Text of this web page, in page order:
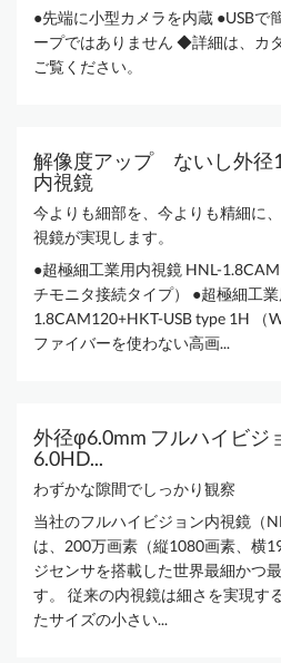
●先端に小型カメラを内蔵 ●USB
ープではありません ◆詳細は、カ
ご覧ください。
解像度アップ ないし外径
内視鏡
今よりも細部を、今よりも精細に
視鏡が実現します。
●超極細工業用内視鏡 HNL-
チモニタ接続タイプ） ●超極細工
1.8CAM120+HKT-USB type 1H （
ファイバーを使わない高画...
外径φ6.0mm フルハイビジ
6.0HD...
わずかな隙間でしっかり観察
当社のフルハイビジョン内視鏡（
は、200万画素（縦1080画素、横
ジセンサを搭載した世界最細かつ
す。 従来の内視鏡は細さを実現す
たサイズの小さい...